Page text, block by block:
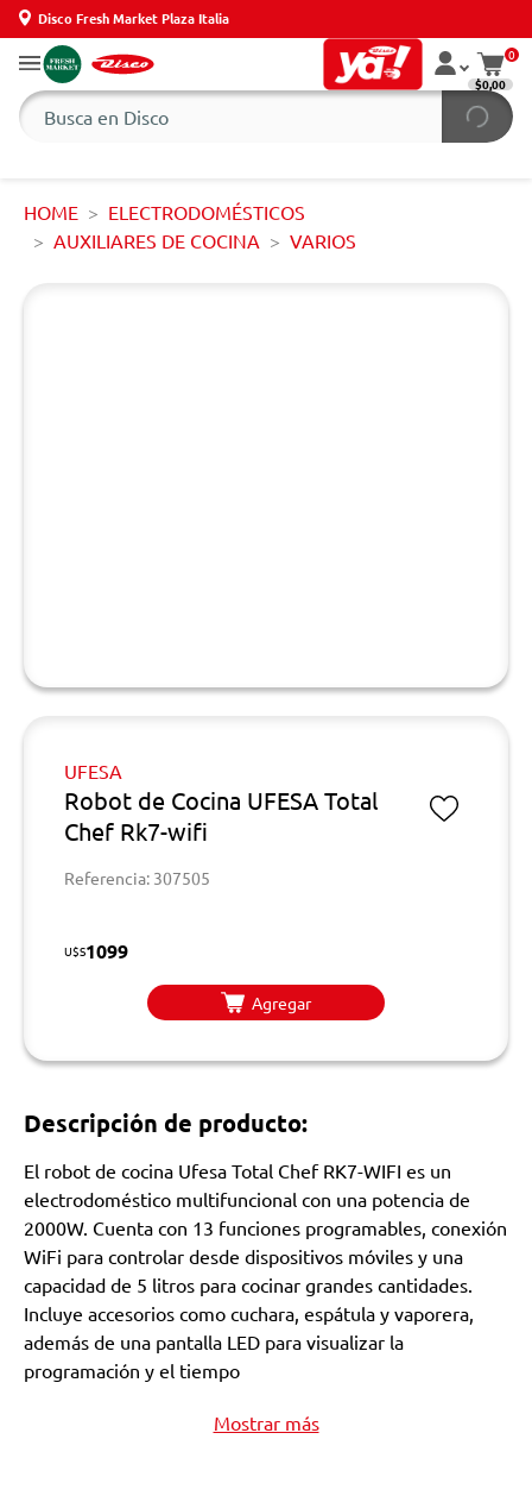
Disco Fresh Market Plaza Italia
0
$0,00
HOME
ELECTRODOMÉSTICOS
AUXILIARES DE COCINA
VARIOS
UFESA
Robot de Cocina UFESA Total
Chef Rk7-wifi
Referencia: 307505
U$S1099
Agregar
Descripción de producto:
El robot de cocina Ufesa Total Chef RK7-WIFI es un
electrodoméstico multifuncional con una potencia de
2000W. Cuenta con 13 funciones programables, conexión
WiFi para controlar desde dispositivos móviles y una
capacidad de 5 litros para cocinar grandes cantidades.
Incluye accesorios como cuchara, espátula y vaporera,
además de una pantalla LED para visualizar la
programación y el tiempo
Mostrar más